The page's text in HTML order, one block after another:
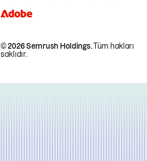
© 2026 Semrush Holdings.Tüm hakları
saklıdır.